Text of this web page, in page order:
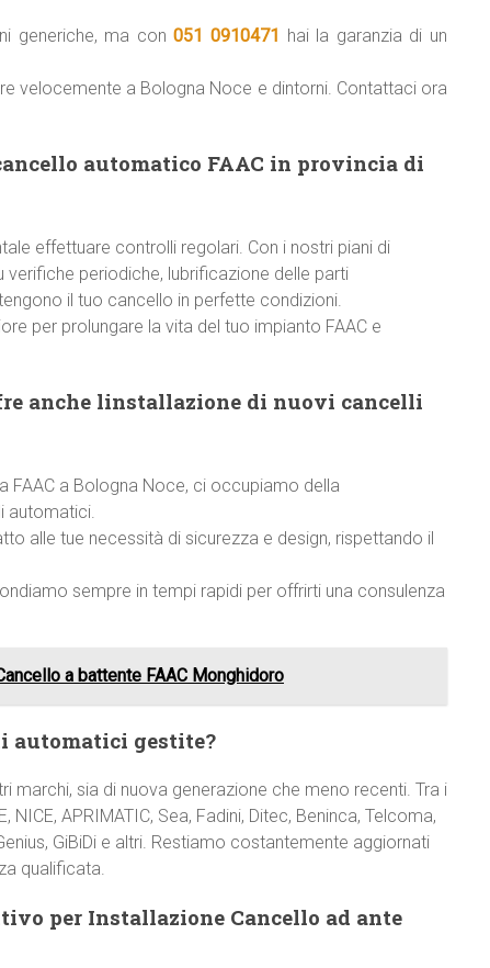
generiche, ma con051 0910471 hai la garanzia di un
velocemente a Bologna Noce e dintorni. Contattaci ora
automatico FAAC in provincia di
effettuare controlli regolari. Con i nostri piani di
periodiche, lubrificazione delle parti
il tuo cancello in perfette condizioni.
per prolungare la vita del tuo impianto FAAC e
anche linstallazione di nuovi cancelli
FAAC a Bologna Noce, ci occupiamo della
automatici.
alle tue necessità di sicurezza e design, rispettando il
sempre in tempi rapidi per offrirti una consulenza
a battente FAAC Monghidoro
automatici gestite?
marchi, sia di nuova generazione che meno recenti. Tra i
NICE, APRIMATIC, Sea, Fadini, Ditec, Beninca, Telcoma,
GiBiDi e altri. Restiamo costantemente aggiornati
qualificata.
per Installazione Cancello ad ante